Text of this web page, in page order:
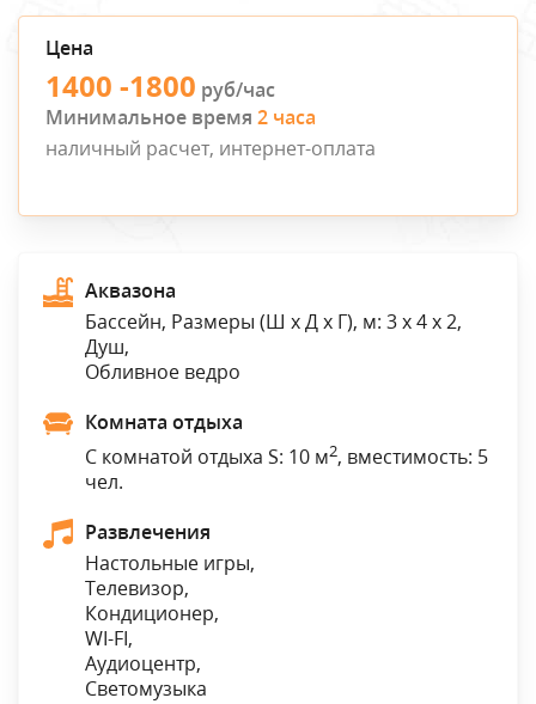
Цена
1400 -1800 руб/час
Минимальное время 2 часа
наличный расчет, интернет-оплата
Аквазона
Бассейн, Размеры (Ш x Д x Г), м: 3 x 4 x 2,
Душ,
Обливное ведро
Комната отдыха
С комнатой отдыха S: 10 м2, вместимость: 5
чел.
Развлечения
Настольные игры,
Телевизор,
Кондиционер,
WI-FI,
Аудиоцентр,
Светомузыка